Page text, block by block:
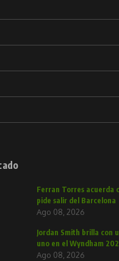
Ferran Torres acuerda
pide salir del Barcelona
Ago 08, 2026
Jordan Smith brilla con
uno en el Wyndham
Ago 08, 2026